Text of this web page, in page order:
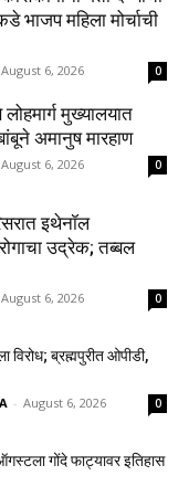
भाजप महिला मोर्चाची
August 6, 2026 0
मुख्यालयात
अमानुष मारहाण
August 6, 2026 0
इथेनॉल
उद्रेक; तब्बल
August 6, 2026 0
विरोध; ब्रह्मपुरीत ओपीडी,
- August 6, 2026 0
गोंदे फाट्यावर इतिहास